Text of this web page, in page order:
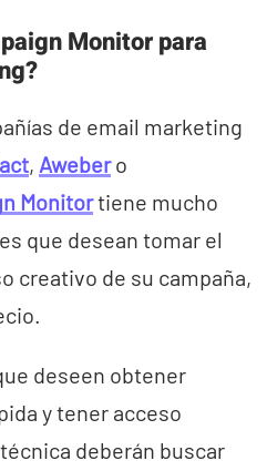
Monitor para
de email marketing
, Awebero
Monitortiene mucho
que desean tomar el
creativo de su campaña,
deseen obtener
y tener acceso
deberán buscar